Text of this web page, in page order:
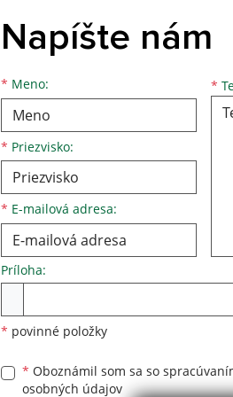
Napíšte nám
* Meno:
Meno
* Priezvisko:
Priezvisko
* E-mailová adresa:
E-mailová adresa *
Príloha:
* povinné položky
* Oboznámil som sa so
osobných údajov